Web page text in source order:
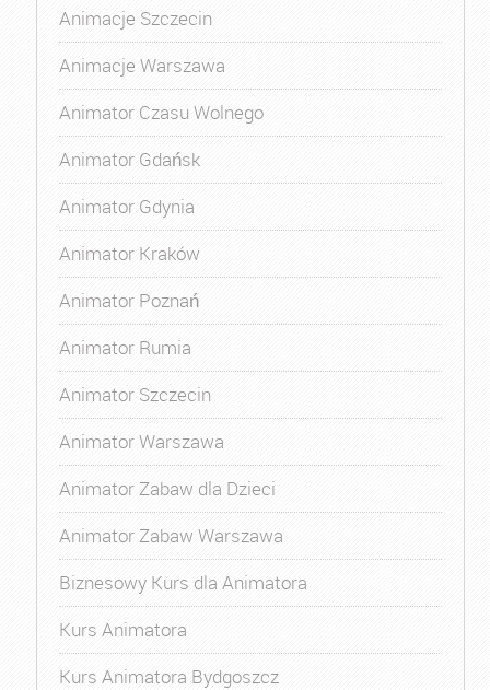
Animacje Szczecin
Animacje Warszawa
Animator Czasu Wolnego
Animator Gdańsk
Animator Gdynia
Animator Kraków
Animator Poznań
Animator Rumia
Animator Szczecin
Animator Warszawa
Animator Zabaw dla Dzieci
Animator Zabaw Warszawa
Biznesowy Kurs dla Animatora
Kurs Animatora
Kurs Animatora Bydgoszcz